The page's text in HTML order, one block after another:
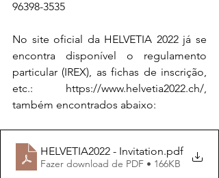
96398-3535
No site oficial da HELVETIA 2022 já se
encontra disponível o regulamento
particular (IREX), as fichas de inscrição,
etc.: https://www.helvetia2022.ch/,
também encontrados abaixo:
HELVETIA2022 - Invitation.pdf
Fazer download de PDF • 166KB